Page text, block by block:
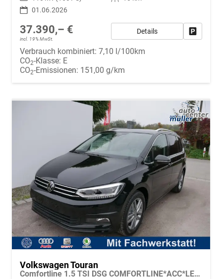
01.06.2026
37.390,– €
incl. 19% MwSt.
Details
Verbrauch kombiniert: 7,10 l/100km
CO2-Klasse: E
CO2-Emissionen: 151,00 g/km
Volkswagen Touran
Comfortline 1.5 TSI DSG COMFORTLINE*ACC*LED*PDC*KAMERA*NAVI*SHZ* 7-SITZER 17-ZOLL